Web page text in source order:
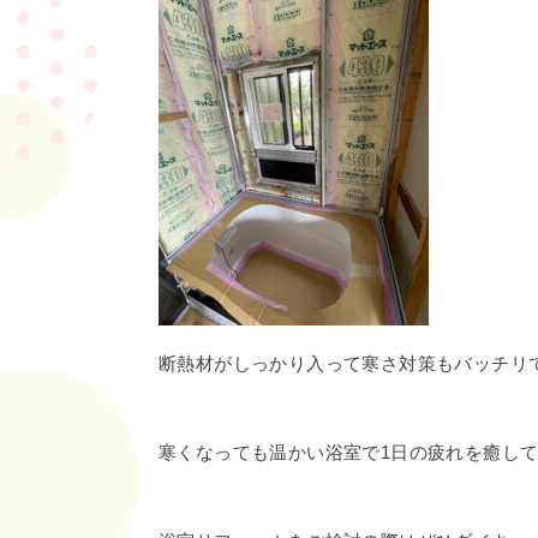
断熱材がしっかり入って寒さ対策もバッチリ
寒くなっても温かい浴室で1日の疲れを癒して